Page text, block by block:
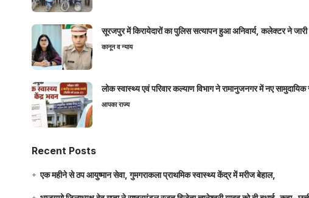
सूरजपुर में किरायेदारों का पुलिस सत्यापन हुआ अनिवार्य, कलेक्टर ने
कानून व न्याय
लोक स्वास्थ्य एवं परिवार कल्याण विभाग ने रामानुजनगर में नए
आपका राज्य
Recent Posts
एक महीने से ठप आयुष्मान सेवा, गुमगराकला प्राथमिक स्वास्थ्य केंद्र में मरीज बेहाल,